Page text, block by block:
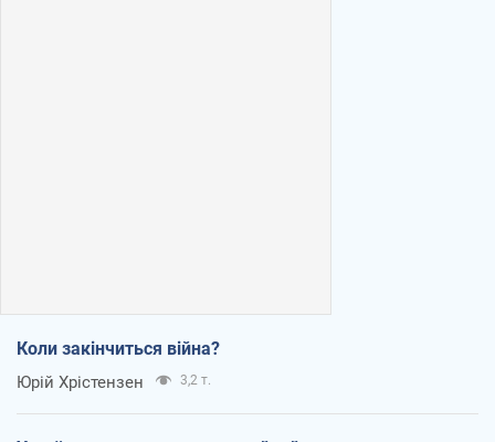
Коли закінчиться війна?
Юрій Хрістензен 3,2 т.